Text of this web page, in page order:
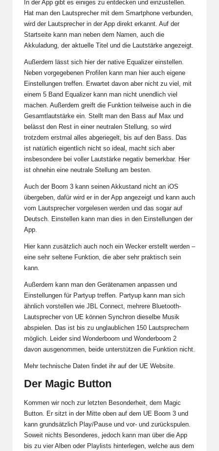
In der App gibt es einiges zu entdecken und einzustellen.
Hat man den Lautsprecher mit dem Smartphone verbunden,
wird der Lautsprecher in der App direkt erkannt. Auf der
Startseite kann man neben dem Namen, auch die
Akkuladung, der aktuelle Titel und die Lautstärke angezeigt.
Außerdem lässt sich hier der native Equalizer einstellen.
Neben vorgegebenen Profilen kann man hier auch eigene
Einstellungen treffen. Erwartet davon aber nicht zu viel, mit
einem 5 Band Equalizer kann man nicht unendlich viel
machen. Außerdem greift die Funktion teilweise auch in die
Gesamtlautstärke ein. Stellt man den Bass auf Max und
belässt den Rest in einer neutralen Stellung, so wird
trotzdem erstmal alles abgeriegelt, bis auf den Bass. Das
ist natürlich eigentlich nicht so ideal, macht sich aber
insbesondere bei voller Lautstärke negativ bemerkbar. Hier
ist ohnehin eine neutrale Stellung am besten.
Auch der Boom 3 kann seinen Akkustand nicht an iOS
übergeben, dafür wird er in der App angezeigt und kann auch
vom Lautsprecher vorgelesen werden und das sogar auf
Deutsch. Einstellen kann man dies in den Einstellungen der
App.
Hier kann zusätzlich auch noch ein Wecker erstellt werden –
eine sehr seltene Funktion, die aber sehr praktisch sein
kann.
Außerdem kann man den Gerätenamen anpassen und
Einstellungen für Partyup treffen. Partyup kann man sich
ähnlich vorstellen wie JBL Connect, mehrere Bluetooth-
Lautsprecher von UE können Synchron dieselbe Musik
abspielen. Das ist bis zu unglaublichen 150 Lautsprechern
möglich. Leider sind Wonderboom und Wonderboom 2
davon ausgenommen, beide unterstützen die Funktion nicht.
Mehr technische Daten findet ihr auf der UE Website.
Der Magic Button
Kommen wir noch zur letzten Besonderheit, dem Magic
Button. Er sitzt in der Mitte oben auf dem UE Boom 3 und
kann grundsätzlich Play/Pause und vor- und zurückspulen.
Soweit nichts Besonderes, jedoch kann man über die App
bis zu vier Alben oder Playlists hinterlegen, welche aus dem